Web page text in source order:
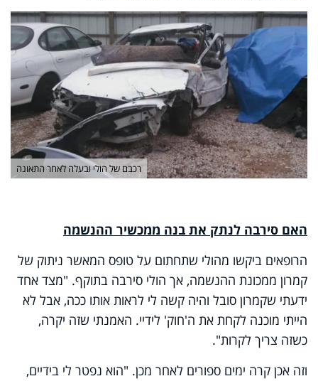
רכבם של הולי ובעלה לאחר התאונה
האם סירבה לנתק את בנה ממכשיר ההנשמה
הרופאים ביקשו מהולי שתחתום על טופס המאשר ניתוק של
קמרון ממכונת ההנשמה, אך הולי סירבה בתוקף. "מצד אחד
ידעתי שקמרון סובל והיה קשה לי לראות אותו ככה, אבל לא
הייתי מוכנה לקחת את ה'חוק' לידיי. האמנתי שזה יקרה,
כשזה צריך לקרות".
וזה אכן קרה ימים ספורים לאחר מכן. "הוא נפטר לי בידיים,